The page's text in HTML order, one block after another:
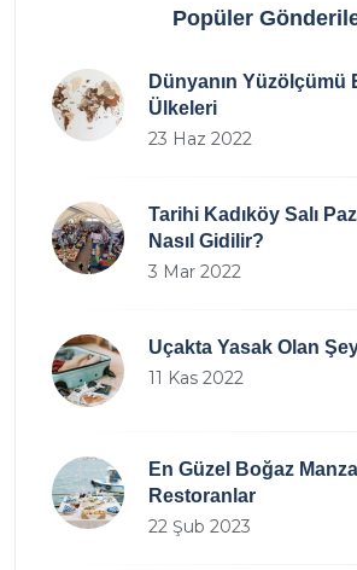
Popüler
Dünyanın Yüzölçümü
Ülkeleri
23 Haz 2022
Tarihi Kadıköy Salı
Nasıl Gidilir?
3 Mar 2022
Uçakta Yasak Olan
11 Kas 2022
En Güzel Boğaz
Restoranlar
22 Şub 2023